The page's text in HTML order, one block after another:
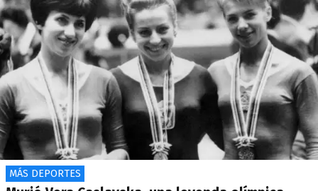
MÁS DEPORTES